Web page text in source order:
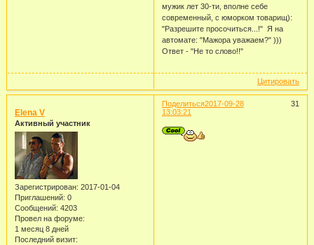
мужик лет 30-ти, вполне себе
современный, с юморком товарищ):
"Разрешите просочиться...!" Я на
автомате: "Мажора уважаем?" )))
Ответ - "Не то слово!!"
Цитировать
Поделиться 31
2017-09-28
13:03:21
Elena V
Активный участник
Зарегистрирован: 2017-01-04
Приглашений: 0
Сообщений: 4203
Провел на форуме:
1 месяц 8 дней
Последний визит: